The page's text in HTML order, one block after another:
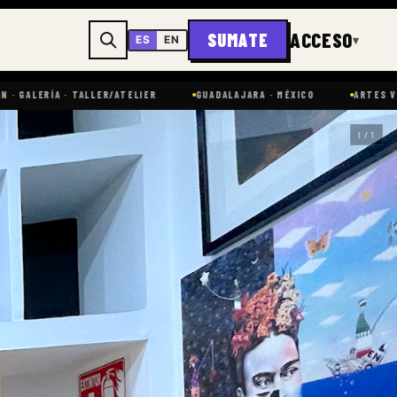
ES EN SUMATE ACCESO▾
· TALLER/ATELIER GUADALAJARA · MÉXICO ARTES VISUALES
1 / 1